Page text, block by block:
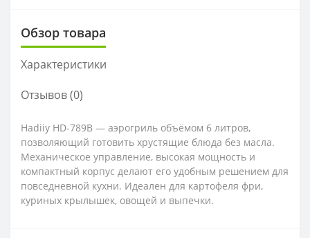
Обзор товара
Характеристики
Отзывов (0)
Hadiiy HD-789B — аэрогриль объёмом 6 литров,
позволяющий готовить хрустящие блюда без масла.
Механическое управление, высокая мощность и
компактный корпус делают его удобным решением для
повседневной кухни. Идеален для картофеля фри,
куриных крылышек, овощей и выпечки.